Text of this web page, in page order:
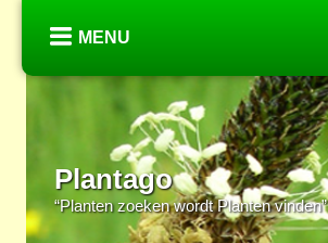
MENU
Plantago
“Planten zoeken wordt Planten vinden”